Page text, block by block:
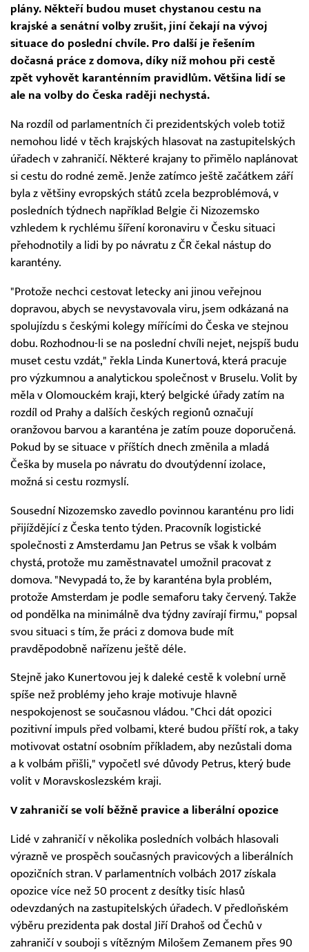
plány. Někteří budou muset chystanou cestu na
krajské a senátní volby zrušit, jiní čekají na vývoj
situace do poslední chvíle. Pro další je řešením
dočasná práce z domova, díky níž mohou při cestě
zpět vyhovět karanténním pravidlům. Většina lidí se
ale na volby do Česka raději nechystá.
Na rozdíl od parlamentních či prezidentských voleb totiž
nemohou lidé v těch krajských hlasovat na zastupitelských
úřadech v zahraničí. Některé krajany to přimělo naplánovat
si cestu do rodné země. Jenže zatímco ještě začátkem září
byla z většiny evropských států zcela bezproblémová, v
posledních týdnech například Belgie či Nizozemsko
vzhledem k rychlému šíření koronaviru v Česku situaci
přehodnotily a lidi by po návratu z ČR čekal nástup do
karantény.
"Protože nechci cestovat letecky ani jinou veřejnou
dopravou, abych se nevystavovala viru, jsem odkázaná na
spolujízdu s českými kolegy mířícími do Česka ve stejnou
dobu. Rozhodnou-li se na poslední chvíli nejet, nejspíš budu
muset cestu vzdát," řekla Linda Kunertová, která pracuje
pro výzkumnou a analytickou společnost v Bruselu. Volit by
měla v Olomouckém kraji, který belgické úřady zatím na
rozdíl od Prahy a dalších českých regionů označují
oranžovou barvou a karanténa je zatím pouze doporučená.
Pokud by se situace v příštích dnech změnila a mladá
Češka by musela po návratu do dvoutýdenní izolace,
možná si cestu rozmyslí.
Sousední Nizozemsko zavedlo povinnou karanténu pro lidi
přijíždějící z Česka tento týden. Pracovník logistické
společnosti z Amsterdamu Jan Petrus se však k volbám
chystá, protože mu zaměstnavatel umožnil pracovat z
domova. "Nevypadá to, že by karanténa byla problém,
protože Amsterdam je podle semaforu taky červený. Takže
od pondělka na minimálně dva týdny zavírají firmu," popsal
svou situaci s tím, že práci z domova bude mít
pravděpodobně nařízenu ještě déle.
Stejně jako Kunertovou jej k daleké cestě k volební urně
spíše než problémy jeho kraje motivuje hlavně
nespokojenost se současnou vládou. "Chci dát opozici
pozitivní impuls před volbami, které budou příští rok, a taky
motivovat ostatní osobním příkladem, aby nezůstali doma
a k volbám přišli," vypočetl své důvody Petrus, který bude
volit v Moravskoslezském kraji.
V zahraničí se volí běžně pravice a liberální opozice
Lidé v zahraničí v několika posledních volbách hlasovali
výrazně ve prospěch současných pravicových a liberálních
opozičních stran. V parlamentních volbách 2017 získala
opozice více než 50 procent z desítky tisíc hlasů
odevzdaných na zastupitelských úřadech. V předloňském
výběru prezidenta pak dostal Jiří Drahoš od Čechů v
zahraničí v souboji s vítězným Milošem Zemanem přes 90